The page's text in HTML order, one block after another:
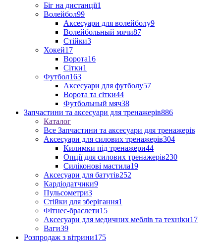
Біг на дистанції1
Волейбол99
Аксесуари для волейболу9
Волейбольный мячи87
Стійки3
Хокей17
Ворота16
Сітки1
Футбол163
Аксесуари для футболу57
Ворота та сітки44
Футбольный мяч38
Запчастини та аксесуари для тренажерів886
Каталог
Все Запчастини та аксесуари для тренажерів
Аксесуари для силових тренажерів304
Килимки під тренажери44
Опції для силових тренажерів230
Силіконові мастила19
Аксесуари для батутів252
Кардіодатчики9
Пульсометри3
Стійки для зберігання1
Фітнес-браслети15
Аксесуари для медичних меблів та техніки17
Ваги39
Розпродаж з вітрини175